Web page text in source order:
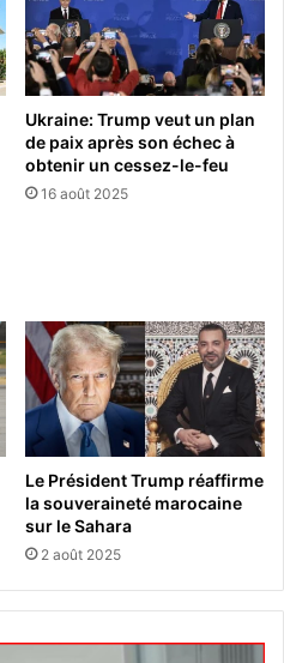
Ukraine: Trump veut un plan
de paix après son échec à
obtenir un cessez-le-feu
16 août 2025
Le Président Trump réaffirme
la souveraineté marocaine
sur le Sahara
2 août 2025